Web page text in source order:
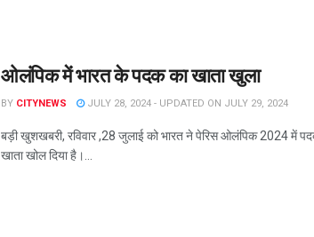
ओलंपिक में भारत के पदक का खाता खुला
BY CITYNEWS JULY 28, 2024 - UPDATED ON JULY 29, 2024
बड़ी खुशखबरी, रविवार ,28 जुलाई को भारत ने पेरिस ओलंपिक 2024 में
खाता खोल दिया है।...